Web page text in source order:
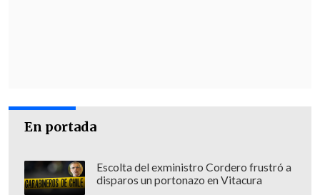
En portada
Escolta del exministro Cordero frustró a
disparos un portonazo en Vitacura